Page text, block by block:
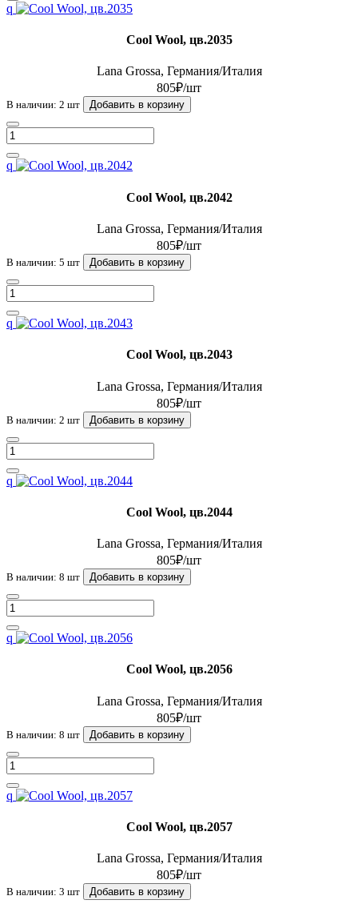
q
Cool Wool, цв.2035
Lana Grossa, Германия/Италия
805₽/шт
В наличии: 2 шт Добавить в корзину
q
Cool Wool, цв.2042
Lana Grossa, Германия/Италия
805₽/шт
В наличии: 5 шт Добавить в корзину
q
Cool Wool, цв.2043
Lana Grossa, Германия/Италия
805₽/шт
В наличии: 2 шт Добавить в корзину
q
Cool Wool, цв.2044
Lana Grossa, Германия/Италия
805₽/шт
В наличии: 8 шт Добавить в корзину
q
Cool Wool, цв.2056
Lana Grossa, Германия/Италия
805₽/шт
В наличии: 8 шт Добавить в корзину
q
Cool Wool, цв.2057
Lana Grossa, Германия/Италия
805₽/шт
В наличии: 3 шт Добавить в корзину